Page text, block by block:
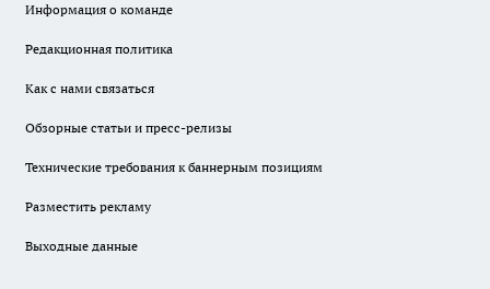
Информация о команде
Редакционная политика
Как с нами связаться
Обзорные статьи и пресс-релизы
Технические требования к баннерным позициям
Разместить рекламу
Выходные данные